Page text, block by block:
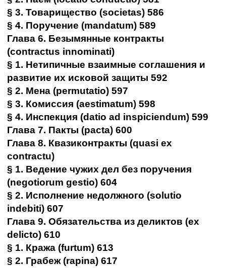
§ 3. Товарищество (societas) 586
§ 4. Поручение (mandatum) 589
Глава 6. Безымянные контракты
(contractus innominati)
§ 1. Нетипичные взаимные соглашения и
развитие их исковой защиты 592
§ 2. Мена (permutatio) 597
§ 3. Комиссия (aestimatum) 598
§ 4. Инспекция (datio ad inspiciendum) 599
Глава 7. Пакты (pacta) 600
Глава 8. Квазиконтракты (quasi ex
contractu)
§ 1. Ведение чужих дел без поручения
(negotiorum gestio) 604
§ 2. Исполнение недолжного (solutio
indebiti) 607
Глава 9. Обязательства из деликтов (ex
delicto) 610
§ 1. Кража (furtum) 613
§ 2. Грабеж (rapina) 617